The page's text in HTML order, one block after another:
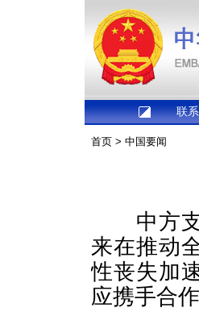
联
首页 > 中国要闻
中方支
来在推动
性丧失加
应携手合